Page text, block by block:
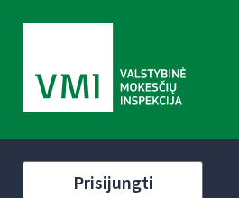
Prisijungti